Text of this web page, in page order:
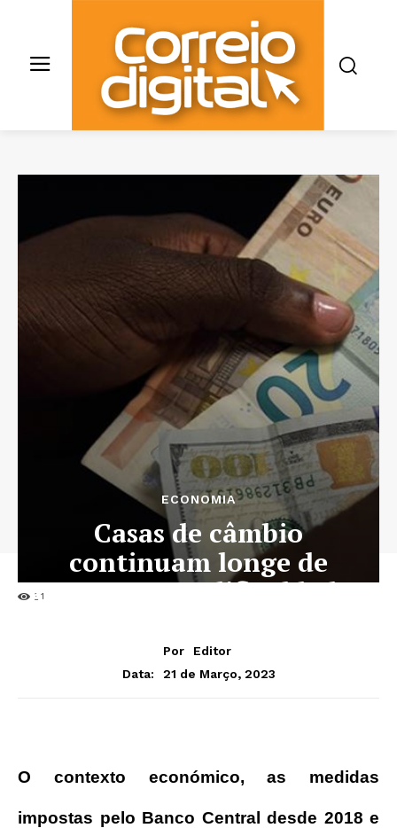
31
ECONOMIA
Casas de câmbio
continuam longe de
contornar as dificuldades
Por
Editor
Data:
21 de Março, 2023
O contexto económico, as medidas
impostas pelo Banco Central desde 2018 e